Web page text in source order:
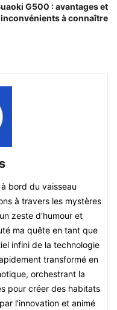
G500 : avantages et
inconvénients à connaître
bord du vaisseau
à travers les mystères
zeste d'humour et
ma quête en tant que
infini de la technologie
transformé en
orchestrant la
pour créer des habitats
l'innovation et animé